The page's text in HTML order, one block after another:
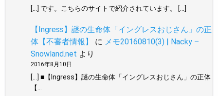
[…] です。こちらのサイトで紹介されています。 […]
【Ingress】謎の生命体「イングレスおじさん」の正
体【不審者情報】
に メモ20160810(3) | Nacky –
Snowland.net より
2016年8月10日
[…] ■【Ingress】謎の生命体「イングレスおじさん」の正体
【…